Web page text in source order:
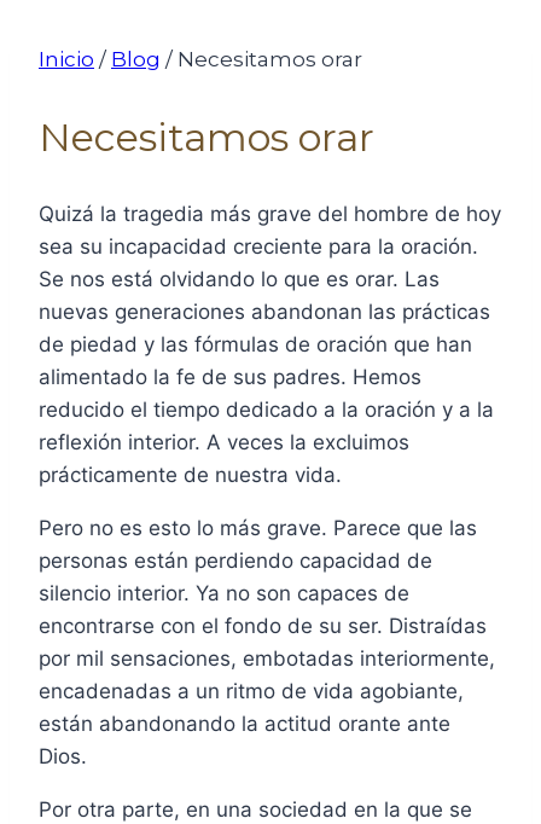
Inicio / Blog / Necesitamos orar
Necesitamos orar
Quizá la tragedia más grave del hombre de hoy
sea su incapacidad creciente para la oración.
Se nos está olvidando lo que es orar. Las
nuevas generaciones abandonan las prácticas
de piedad y las fórmulas de oración que han
alimentado la fe de sus padres. Hemos
reducido el tiempo dedicado a la oración y a la
reflexión interior. A veces la excluimos
prácticamente de nuestra vida.
Pero no es esto lo más grave. Parece que las
personas están perdiendo capacidad de
silencio interior. Ya no son capaces de
encontrarse con el fondo de su ser. Distraídas
por mil sensaciones, embotadas interiormente,
encadenadas a un ritmo de vida agobiante,
están abandonando la actitud orante ante
Dios.
Por otra parte, en una sociedad en la que se